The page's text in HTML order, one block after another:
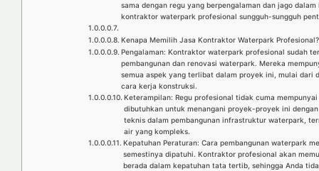
sama dengan regu yang berpengalaman dan jago
kontraktor waterpark profesional sungguh-sungguh
Kenapa Memilih Jasa Kontraktor Waterpark Profesional?
Pengalaman: Kontraktor waterpark profesional sudah
pembangunan dan renovasi waterpark. Mereka
semua aspek yang terlibat dalam proyek ini, mulai dari
cara kerja konstruksi.
Keterampilan: Regu profesional tidak cuma
dibutuhkan untuk menangani proyek-proyek ini
teknis dalam pembangunan infrastruktur waterpark,
air yang kompleks.
Kepatuhan Peraturan: Cara pembangunan waterpark
semestinya dipatuhi. Kontraktor profesional akan
berada dalam kepatuhan tata tertib, sehingga Anda